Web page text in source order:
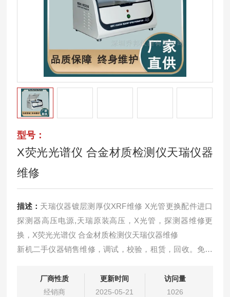
型号：
X荧光光谱仪 合金材质检测仪天瑞仪器
维修
描述： 天瑞仪器镀层测厚仪XRF维修 X光管更换配件进口
探测器高压电源,天瑞原装高压，X光管，探测器维修更
换，X荧光光谱仪 合金材质检测仪天瑞仪器维修
新机二手仪器销售维修，调试，校验，租赁，回收。免费
租赁环保测试仪器，可根据客户需要选择相应的日期租
赁，免费提供相应的技术支持和满意的服务，如有意向和
厂商性质
经销商
更新时间
2025-05-21
访问量
1026